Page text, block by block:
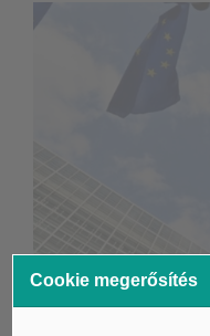
Életbe léptek az Európai
új szabályai
Cookie megerősítés